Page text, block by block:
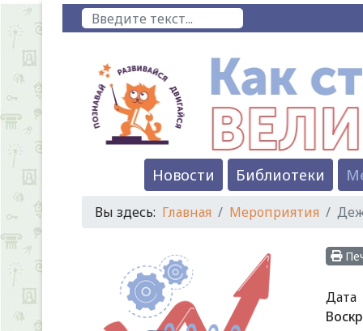
Поиск
Новости Библиотеки
Вы здесь: Главная Мероприятия
годмесяц
годмесяц
Дата